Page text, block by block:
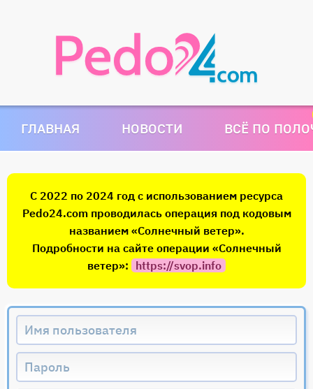
ГЛАВНАЯ НОВОСТИ ВСЁ ПО
С 2022 по 2024 год с использованием ресурса
Pedo24.com проводилась операция под кодовым
названием «Солнечный ветер».
Подробности на сайте операции «Солнечный
ветер»: https://svop.info